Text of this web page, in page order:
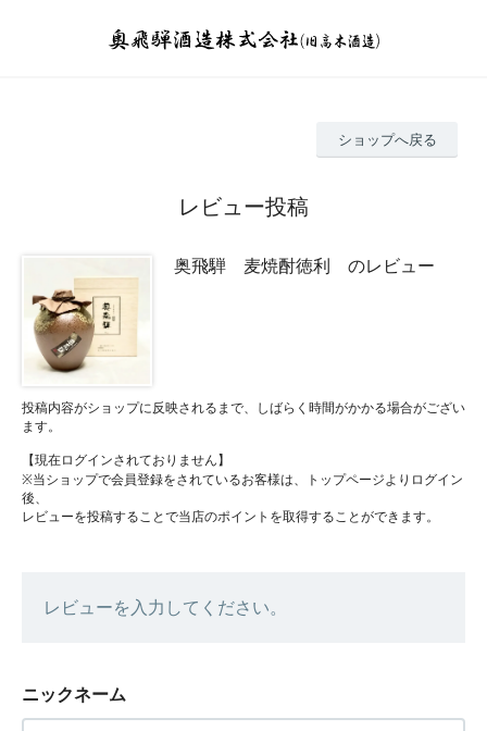
ショップへ戻る
レビュー投稿
奥飛騨 麦焼酎徳利 のレビュー
投稿内容がショップに反映されるまで、しばらく時間がかかる場合がござい
ます。
【現在ログインされておりません】
※当ショップで会員登録をされているお客様は、トップページよりログイン
後、
レビューを投稿することで当店のポイントを取得することができます。
レビューを入力してください。
ニックネーム